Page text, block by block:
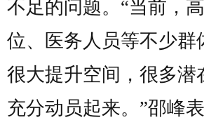
不足的问题。“当前，
位、医务人员等不少
很大提升空间，很多
充分动员起来。”邵峰